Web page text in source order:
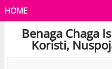
HOME
Benaga Chaga
Koristi,